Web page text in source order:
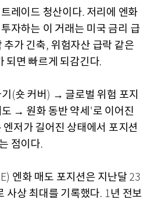
레이드 청산이다. 저리에 엔화
자하는 이 거래는 미국 금리 급
추가 긴축, 위험자산 급락 같은
되면 빠르게 되감긴다.
(숏 커버 ) → 글로벌 위험 포지
→ 원화 동반 약세 '로 이어진
저가 길어진 상태에서 포지션
점이다.
엔화 매도 포지션은 지난달 23
사상 최대를 기록했다. 1년 전보